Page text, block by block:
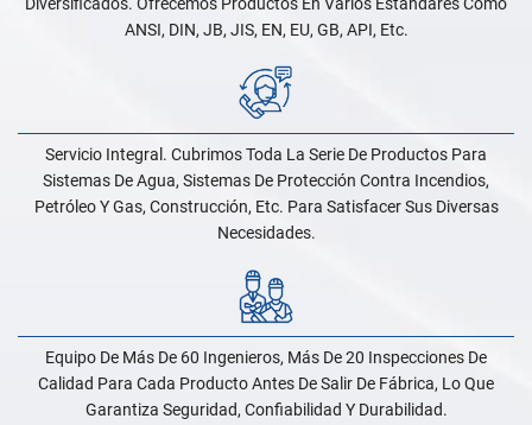
ANSI, DIN, JB, JIS, EN, EU, GB, API, Etc.
Servicio Integral. Cubrimos Toda La Serie De Productos Para
Sistemas De Agua, Sistemas De Protección Contra Incendios,
Petróleo Y Gas, Construcción, Etc. Para Satisfacer Sus Diversas
Necesidades.
Equipo De Más De 60 Ingenieros, Más De 20 Inspecciones De
Calidad Para Cada Producto Antes De Salir De Fábrica, Lo Que
Garantiza Seguridad, Confiabilidad Y Durabilidad.